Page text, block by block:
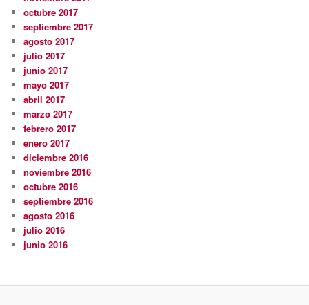
octubre 2017
septiembre 2017
agosto 2017
julio 2017
junio 2017
mayo 2017
abril 2017
marzo 2017
febrero 2017
enero 2017
diciembre 2016
noviembre 2016
octubre 2016
septiembre 2016
agosto 2016
julio 2016
junio 2016